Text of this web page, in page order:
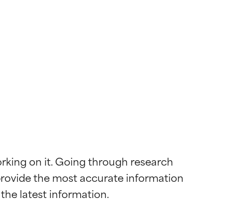
on it. Going through research
the most accurate information